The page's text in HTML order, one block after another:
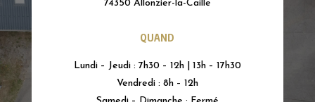
74350 Allonzier-la-Caille
QUAND
Lundi – Jeudi : 7h30 – 12h
| 13h – 17h30
Vendredi : 8h – 12h